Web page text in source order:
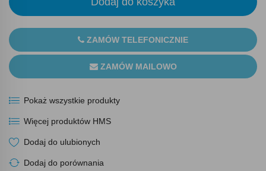
ZAMÓW TELEFONICZNIE
ZAMÓW MAILOWO
Pokaż wszystkie produkty
Więcej produktów HMS
Dodaj do ulubionych
Dodaj do porównania